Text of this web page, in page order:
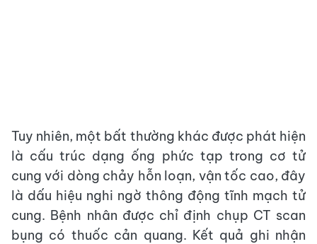
Tuy nhiên, một bất thường khác được phát hiện
là cấu trúc dạng ống phức tạp trong cơ tử
cung với dòng chảy hỗn loạn, vận tốc cao, đây
là dấu hiệu nghi ngờ thông động tĩnh mạch tử
cung. Bệnh nhân được chỉ định chụp CT scan
bụng có thuốc cản quang. Kết quả ghi nhận